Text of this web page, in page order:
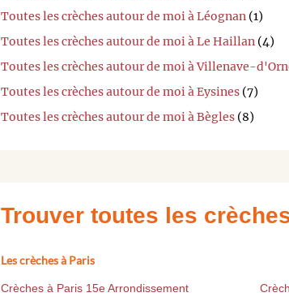
Toutes les crèches autour de moi à Léognan (1)
Toutes les crèches autour de moi à Le Haillan (4)
Toutes les crèches autour de moi à Villenave-
Toutes les crèches autour de moi à Eysines (7)
Toutes les crèches autour de moi à Bègles (8)
Trouver toutes les
Les crèches à Paris
Crèches à Paris 15e Arrondissement